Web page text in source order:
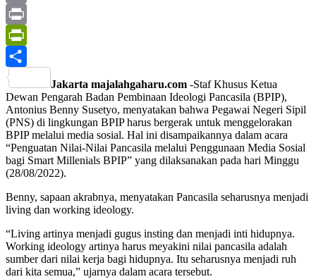
Mail
Email
Print
PrintFriendly
Jakarta majalahgaharu.com -Staf Khusus Ketua
Dewan Pengarah Badan Pembinaan Ideologi Pancasila (BPIP),
Antonius Benny Susetyo, menyatakan bahwa Pegawai Negeri Sipil
(PNS) di lingkungan BPIP harus bergerak untuk menggelorakan
BPIP melalui media sosial. Hal ini disampaikannya dalam acara
“Penguatan Nilai-Nilai Pancasila melalui Penggunaan Media Sosial
bagi Smart Millenials BPIP” yang dilaksanakan pada hari Minggu
(28/08/2022).
Benny, sapaan akrabnya, menyatakan Pancasila seharusnya menjadi
living dan working ideology.
“Living artinya menjadi gugus insting dan menjadi inti hidupnya.
Working ideology artinya harus meyakini nilai pancasila adalah
sumber dari nilai kerja bagi hidupnya. Itu seharusnya menjadi ruh
dari kita semua,” ujarnya dalam acara tersebut.